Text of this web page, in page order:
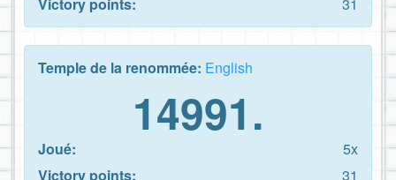
Temple de la renommée: English
14991.
Joué:
5x
Victory points:
31